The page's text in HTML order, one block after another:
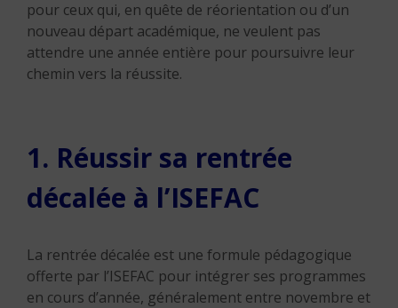
pour ceux qui, en quête de réorientation ou d’un
nouveau départ académique, ne veulent pas
attendre une année entière pour poursuivre leur
chemin vers la réussite.
1. Réussir sa rentrée
décalée à l’ISEFAC
La rentrée décalée est une formule pédagogique
offerte par l’ISEFAC pour intégrer ses programmes
en cours d’année, généralement entre novembre et